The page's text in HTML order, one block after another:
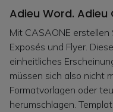
Adieu Word.
Mit CASAONE
Exposés und Flyer.
einheitliches
müssen sich also nicht
Formatvorlagen oder
herumschlagen.